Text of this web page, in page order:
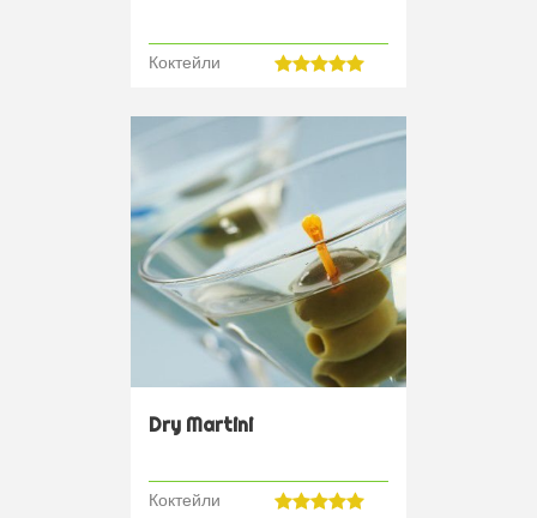
Коктейли
Dry Martini
Коктейли